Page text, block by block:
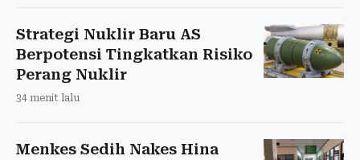
Strategi Nuklir Baru AS
Berpotensi Tingkatkan Risiko
Perang Nuklir
34 menit lalu
Menkes Sedih Nakes Hina